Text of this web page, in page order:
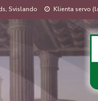
Svislando Klienta servo